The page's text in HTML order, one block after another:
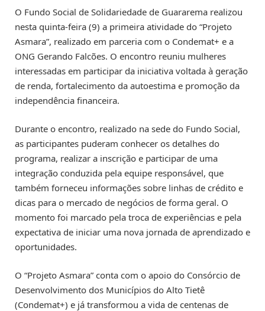
O Fundo Social de Solidariedade de Guararema realizou
nesta quinta-feira (9) a primeira atividade do “Projeto
Asmara”, realizado em parceria com o Condemat+ e a
ONG Gerando Falcões. O encontro reuniu mulheres
interessadas em participar da iniciativa voltada à geração
de renda, fortalecimento da autoestima e promoção da
independência financeira.
Durante o encontro, realizado na sede do Fundo Social,
as participantes puderam conhecer os detalhes do
programa, realizar a inscrição e participar de uma
integração conduzida pela equipe responsável, que
também forneceu informações sobre linhas de crédito e
dicas para o mercado de negócios de forma geral. O
momento foi marcado pela troca de experiências e pela
expectativa de iniciar uma nova jornada de aprendizado e
oportunidades.
O “Projeto Asmara” conta com o apoio do Consórcio de
Desenvolvimento dos Municípios do Alto Tietê
(Condemat+) e já transformou a vida de centenas de